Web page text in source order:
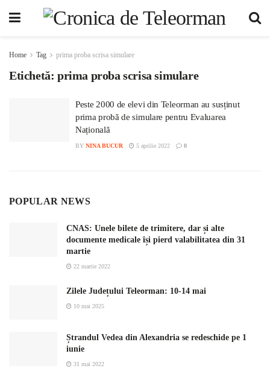
Home Tag prima proba scrisa simulare
Etichetă: prima proba scrisa simulare
Peste 2000 de elevi din Teleorman au susținut
prima probă de simulare pentru Evaluarea
Națională
BY NINA BUCUR 5 aprilie 2022 0
POPULAR NEWS
CNAS: Unele bilete de trimitere, dar și alte
documente medicale își pierd valabilitatea din 31
martie
22 martie 2022
Zilele Județului Teleorman: 10-14 mai
10 mai 2025
Ștrandul Vedea din Alexandria se redeschide pe 1
iunie
31 mai 2022